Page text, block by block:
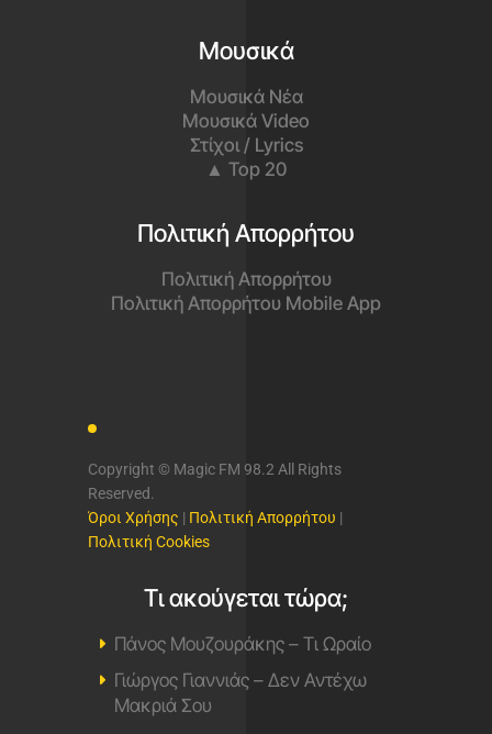
Μουσικά
Μουσικά Νέα
Μουσικά Video
Στίχοι / Lyrics
▲ Top 20
Πολιτική Απορρήτου
Πολιτική Απορρήτου
Πολιτική Απορρήτου Mobile App
Copyright © Magic FM 98.2 All Rights
Reserved.
Όροι Χρήσης | Πολιτική Απορρήτου |
Πολιτική Cookies
Τι ακούγεται τώρα;
Πάνος Μουζουράκης – Τι Ωραίο
Γιώργος Γιαννιάς – Δεν Αντέχω
Μακριά Σου